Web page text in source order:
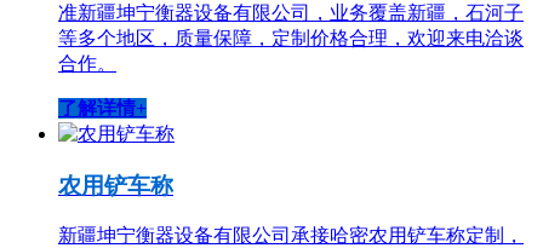
准新疆坤宁衡器设备有限公司，业务覆盖新疆，石河子
等多个地区，质量保障，定制价格合理，欢迎来电洽谈
合作。
了解详情+
农用铲车称
新疆坤宁衡器设备有限公司承接哈密农用铲车称定制，